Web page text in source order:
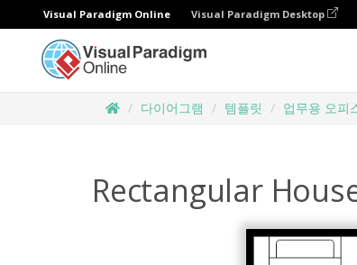
Visual Paradigm Online Visual Paradigm Desktop
다이어그램 템플릿 업무용 오피
Rectangular